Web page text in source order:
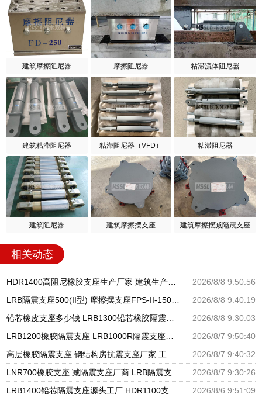
建筑摩擦阻尼器 摩擦阻尼器 粘滞流体阻尼器
建筑粘滞阻尼器 粘滞阻尼器（VFD） 粘滞阻尼器
建筑阻尼器 建筑摩擦摆支座 建筑摩擦摆减隔震支座
相关动态
2026/8/8 9:50:56
2026/8/8 9:40:19
2026/8/8 9:30:03
2026/8/7 9:50:40
2026/8/7 9:40:32
2026/8/7 9:30:26
2026/8/6 9:51:09